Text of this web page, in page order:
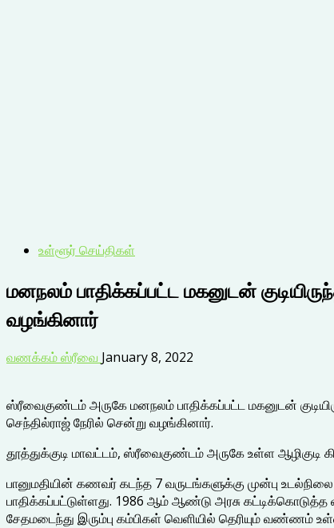
உள்ளூர் செய்திகள்
மனநலம் பாதிக்கப்பட்ட மகனுடன்
வழங்கினார்
வணக்கம் ஸ்ரீவை January 8, 2022
ஸ்ரீவைகுண்டம் அருகே மனநலம் பாதிக்கப்பட்ட மகனுடன்
செந்தில்ராஜ் நேரில் சென்று வழங்கினார்.
தூத்துக்குடி மாவட்டம், ஸ்ரீவைகுண்டம் அருகே உள்ள ஆழிகுடி
பானுமதியின் கணவர் கடந்த 7 வருடங்களுக்கு முன்பு உடல்நிலை
பாதிக்கப்பட்டுள்ளது. 1986 ஆம் ஆண்டு அரசு கட்டிக்கொடுத்த
சேதமடைந்து இரும்பு கம்பிகள் வெளியில் தெரியும் வண்ணம்